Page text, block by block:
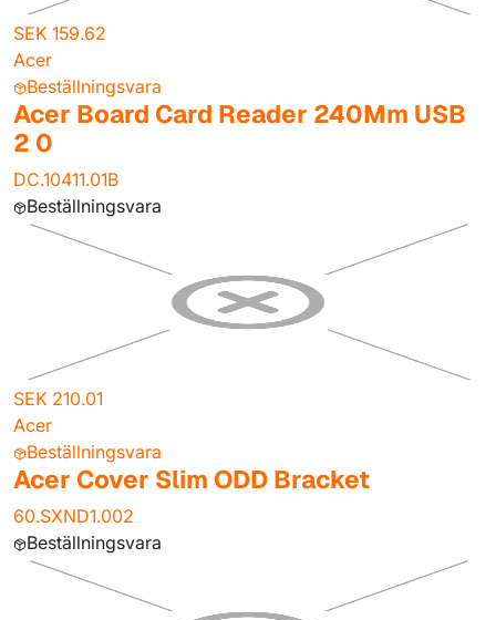
SEK 159.62
Acer
Beställningsvara
Acer Board Card Reader 240Mm USB
2 0
DC.10411.01B
Beställningsvara
SEK 210.01
Acer
Beställningsvara
Acer Cover Slim ODD Bracket
60.SXND1.002
Beställningsvara